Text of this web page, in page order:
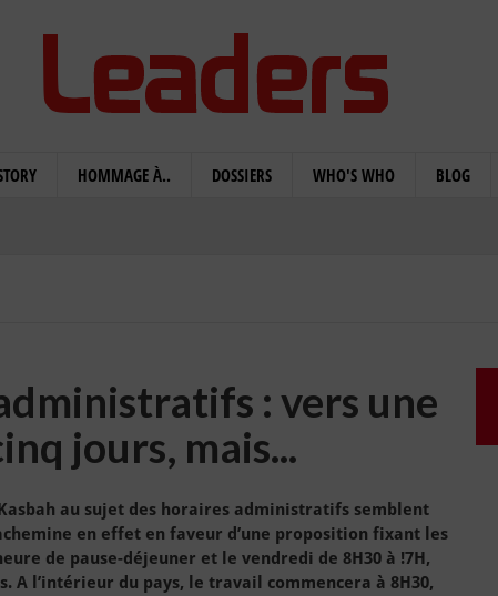
HOMMAGE À.. DOSSIERS WHO'S WHO BLOG
: vers une
jours, mais...
au sujet des horaires administratifs semblent
en effet en faveur d’une proposition fixant les
de pause-déjeuner et le vendredi de 8H30 à !7H,
A l’intérieur du pays, le travail commencera à 8H30,